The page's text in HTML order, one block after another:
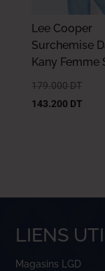
Lee Cooper
Surchemise
Kany Femme
179.000 DT
143.200 DT
LIENS
Magasins LGD